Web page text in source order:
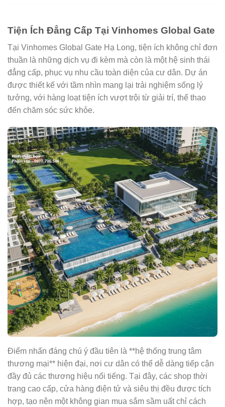
Tiện Ích Đẳng Cấp Tại Vinhomes Global Gate
Tại Vinhomes Global Gate Hạ Long, tiện ích không chỉ đơn
thuần là những dịch vụ đi kèm mà còn là một hệ sinh thái
đẳng cấp, phục vụ nhu cầu toàn diện của cư dân. Dự án
được thiết kế với tầm nhìn mang lại trải nghiệm sống lý
tưởng, với hàng loạt tiện ích vượt trội từ giải trí, thể thao
đến chăm sóc sức khỏe.
Điểm nhấn đáng chú ý đầu tiên là **hệ thống trung tâm
thương mại** hiện đại, nơi cư dân có thể dễ dàng tiếp cận
đầy đủ các thương hiệu nổi tiếng. Tại đây, các shop thời
trang cao cấp, cửa hàng điện tử và siêu thị đều được tích
hợp, tạo nên một không gian mua sắm sầm uất chỉ cách